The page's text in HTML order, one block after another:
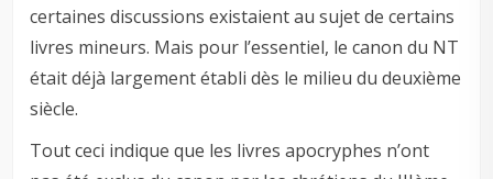
certaines discussions existaient au sujet de certains
livres mineurs. Mais pour l’essentiel, le canon du NT
était déjà largement établi dès le milieu du deuxième
siècle.
Tout ceci indique que les livres apocryphes n’ont